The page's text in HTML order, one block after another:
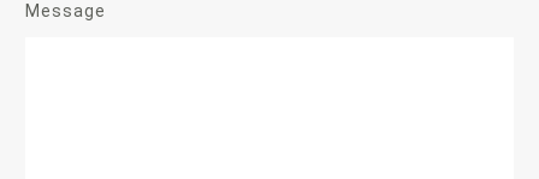
Message